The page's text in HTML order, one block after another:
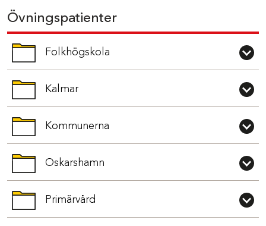
Övningspatienter
Öppna och stäng mappen
Folkhögskola
Öppna och stäng mappen
Kalmar
Öppna och stäng mappen
Kommunerna
Öppna och stäng mappen
Oskarshamn
Öppna och stäng mappen
Primärvård